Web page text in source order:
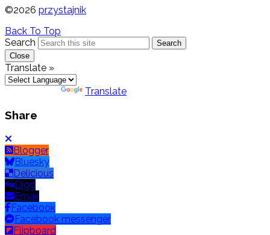
©2026 przystajnik
Back To Top
Search
Search
Close
Translate »
Translate
Share
Blogger
Bluesky
Delicious
Digg
Email
Facebook
Facebook messenger
Flipboard